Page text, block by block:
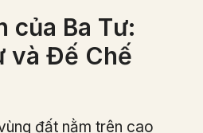
của Ba Tư:
và Đế Chế
đất nằm trên cao